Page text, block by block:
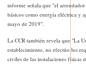
informe señala que "el
básicos como energía eléctrica y
mayo de 2019".
La CCR también revela que "La
establecimiento, no efectúo los
civiles de las instalaciones físicas